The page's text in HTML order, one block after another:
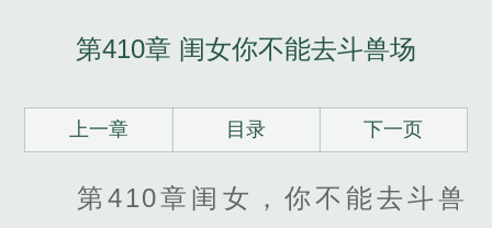
第410章 闺女你不能去斗兽场
上一章 目录 下一页
第410章闺女，你不能去斗兽